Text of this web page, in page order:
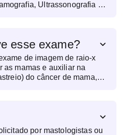
Ultrassonografia de
quando as mamas estão
casos de suspeita de
dos dias de atraso
deve ser realizado. Em
de BHCG deve ser
a Mamografia. Para o
apresentar o laudo e as
esse exame?
de imagem de raio-x
as mamas e auxiliar na
do câncer de mama,
por mastologistas ou